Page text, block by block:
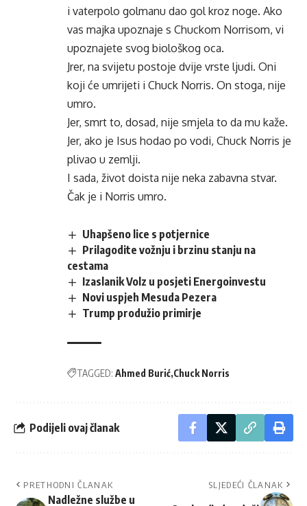
i vaterpolo golmanu dao gol kroz noge. Ako
vas majka upoznaje s Chuckom Norrisom, vi
upoznajete svog biološkog oca.
Jrer, na svijetu postoje dvije vrste ljudi. Oni
koji će umrijeti i Chuck Norris. On stoga, nije
umro.
Jer, smrt to, dosad, nije smjela to da mu kaže.
Jer, ako je Isus hodao po vodi, Chuck Norris je
plivao u zemlji.
I sada, život doista nije neka zabavna stvar.
Čak je i Norris umro.
Uhapšeno lice s potjernice
Prilagodite vožnju i brzinu stanju na
cestama
Izaslanik Volz u posjeti Energoinvestu
Novi uspjeh Mesuda Pezera
Trump produžio primirje
TAGGED: Ahmed Burić Chuck Norris
Podijeli ovaj članak
PRETHODNI ČLANAK
Nadležne službe u
SLJEDEĆI ČLANAK